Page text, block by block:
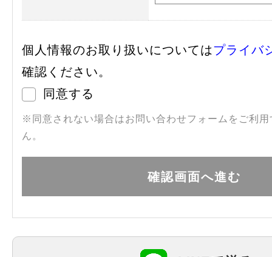
個人情報のお取り扱いについてはプライバ
確認ください。
同意する
※同意されない場合はお問い合わせフォームをご利
ん。